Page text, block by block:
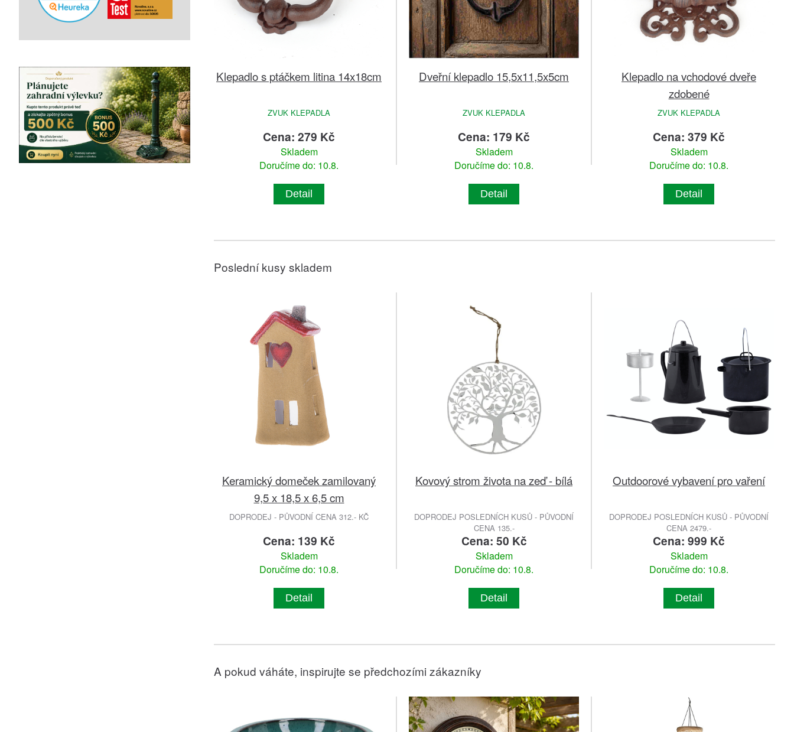
Klepadlo s ptáčkem litina 14x18cm
ZVUK KLEPADLA
Cena: 279 Kč
Skladem
Doručíme do: 10.8.
Detail
Dveřní klepadlo 15,5x11,5x5cm
ZVUK KLEPADLA
Cena: 179 Kč
Skladem
Doručíme do: 10.8.
Detail
Klepadlo na vchodové dveře
zdobené
ZVUK KLEPADLA
Cena: 379 Kč
Skladem
Doručíme do: 10.8.
Detail
Poslední kusy skladem
Keramický domeček zamilovaný
9,5 x 18,5 x 6,5 cm
DOPRODEJ - PŮVODNÍ CENA 312.- KČ
Cena: 139 Kč
Skladem
Doručíme do: 10.8.
Detail
Kovový strom života na zeď - bílá
DOPRODEJ POSLEDNÍCH KUSŮ - PŮVODNÍ
CENA 135.-
Cena: 50 Kč
Skladem
Doručíme do: 10.8.
Detail
Outdoorové vybavení pro vaření
DOPRODEJ POSLEDNÍCH KUSŮ - PŮVODNÍ
CENA 2479.-
Cena: 999 Kč
Skladem
Doručíme do: 10.8.
Detail
A pokud váháte, inspirujte se předchozími zákazníky